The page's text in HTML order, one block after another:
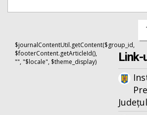
$journalContentUtil.getContent($group_id,
$footerContent.getArticleId(),
"", "$locale", $theme_display)
Link-